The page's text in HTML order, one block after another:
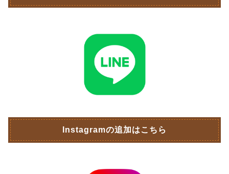
Instagramの追加はこちら